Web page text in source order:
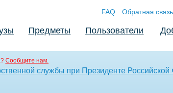
FAQ Обратная связь
Предметы Пользователи
Сообщите нам.
службы при Президенте